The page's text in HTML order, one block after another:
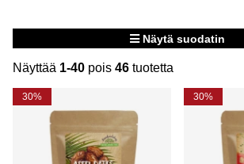
Näytä suodatin
Näyttää 1-40 pois 46 tuotetta
Tuotteet
30% 30%